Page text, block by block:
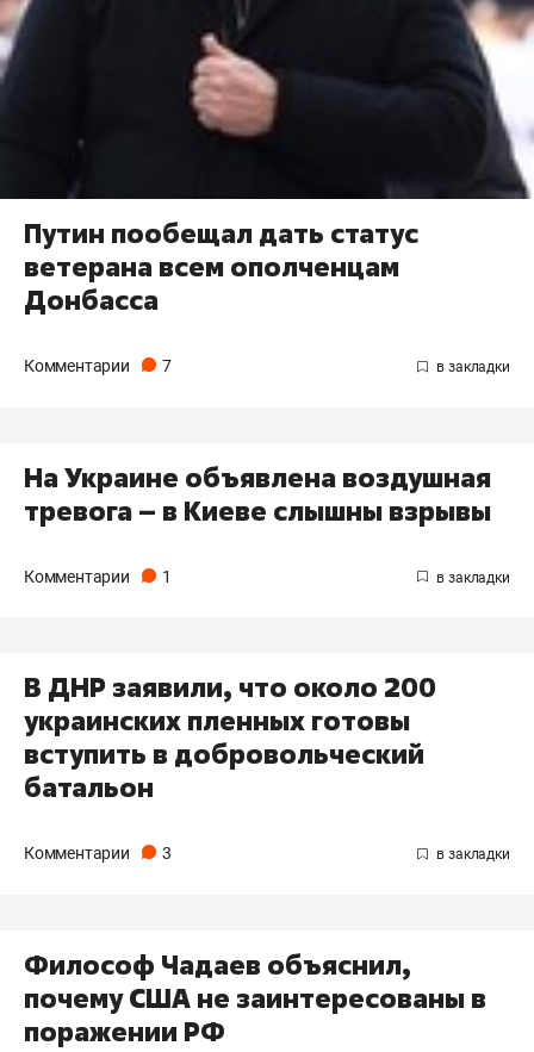
Путин пообещал дать статус
ветерана всем ополченцам
Донбасса
Комментарии 7
На Украине объявлена воздушная
тревога – в Киеве слышны взрывы
Комментарии 1
В ДНР заявили, что около 200
украинских пленных готовы
вступить в добровольческий
батальон
Комментарии 3
Философ Чадаев объяснил,
почему США не заинтересованы в
поражении РФ